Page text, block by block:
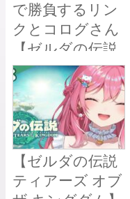
で勝負するリン
クとコログさん
【ゼルダの伝説
ティアキン】
【ゼルダの伝説
ティアーズ オブ